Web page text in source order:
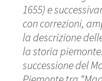
1655) e
con correzioni,
la descrizione
la storia
successione del